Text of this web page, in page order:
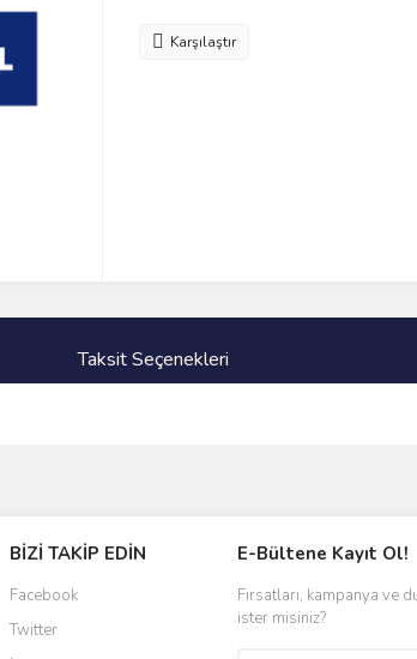
Karşılaştır
Taksit Seçenekleri
BİZİ TAKİP EDİN
Facebook
Twitter
E-Bültene Kayıt Ol!
Fırsatları, kampanya ve
ister misiniz?